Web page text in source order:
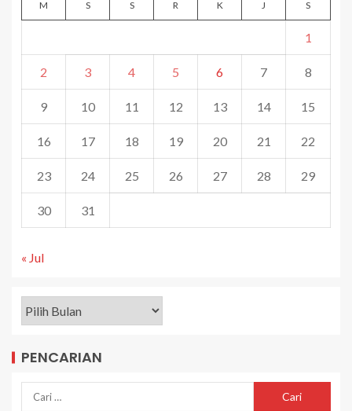
M S S R K J S
1
2 3 4 5 6 7 8
9 10 11 12 13 14 15
16 17 18 19 20 21 22
23 24 25 26 27 28 29
30 31
« Jul
PENCARIAN